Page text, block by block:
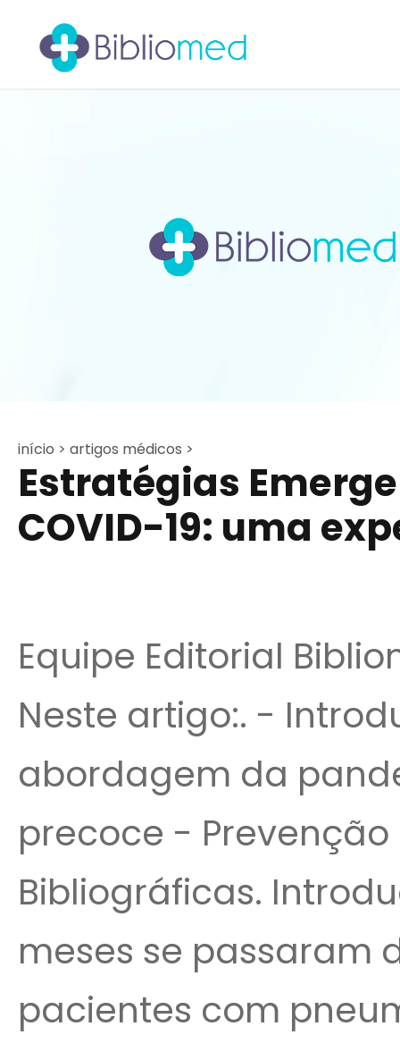
início > artigos médicos >
Estratégias
COVID-19: uma
Equipe Editorial
Neste artigo:. -
abordagem da
precoce -
Bibliográficas.
meses se passaram
pacientes com